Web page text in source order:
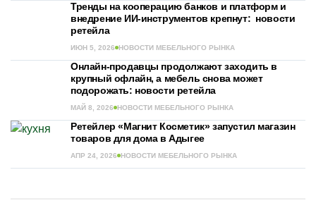
Тренды на кооперацию банков и платформ и
внедрение ИИ-инструментов крепнут: новости
ретейла
ИЮН 5, 2026 НОВОСТИ МЕБЕЛЬНОГО РЫНКА
Онлайн-продавцы продолжают заходить в
крупный офлайн, а мебель снова может
подорожать: новости ретейла
МАЙ 8, 2026 НОВОСТИ МЕБЕЛЬНОГО РЫНКА
Ретейлер «Магнит Косметик» запустил магазин
товаров для дома в Адыгее
АПР 24, 2026 НОВОСТИ МЕБЕЛЬНОГО РЫНКА